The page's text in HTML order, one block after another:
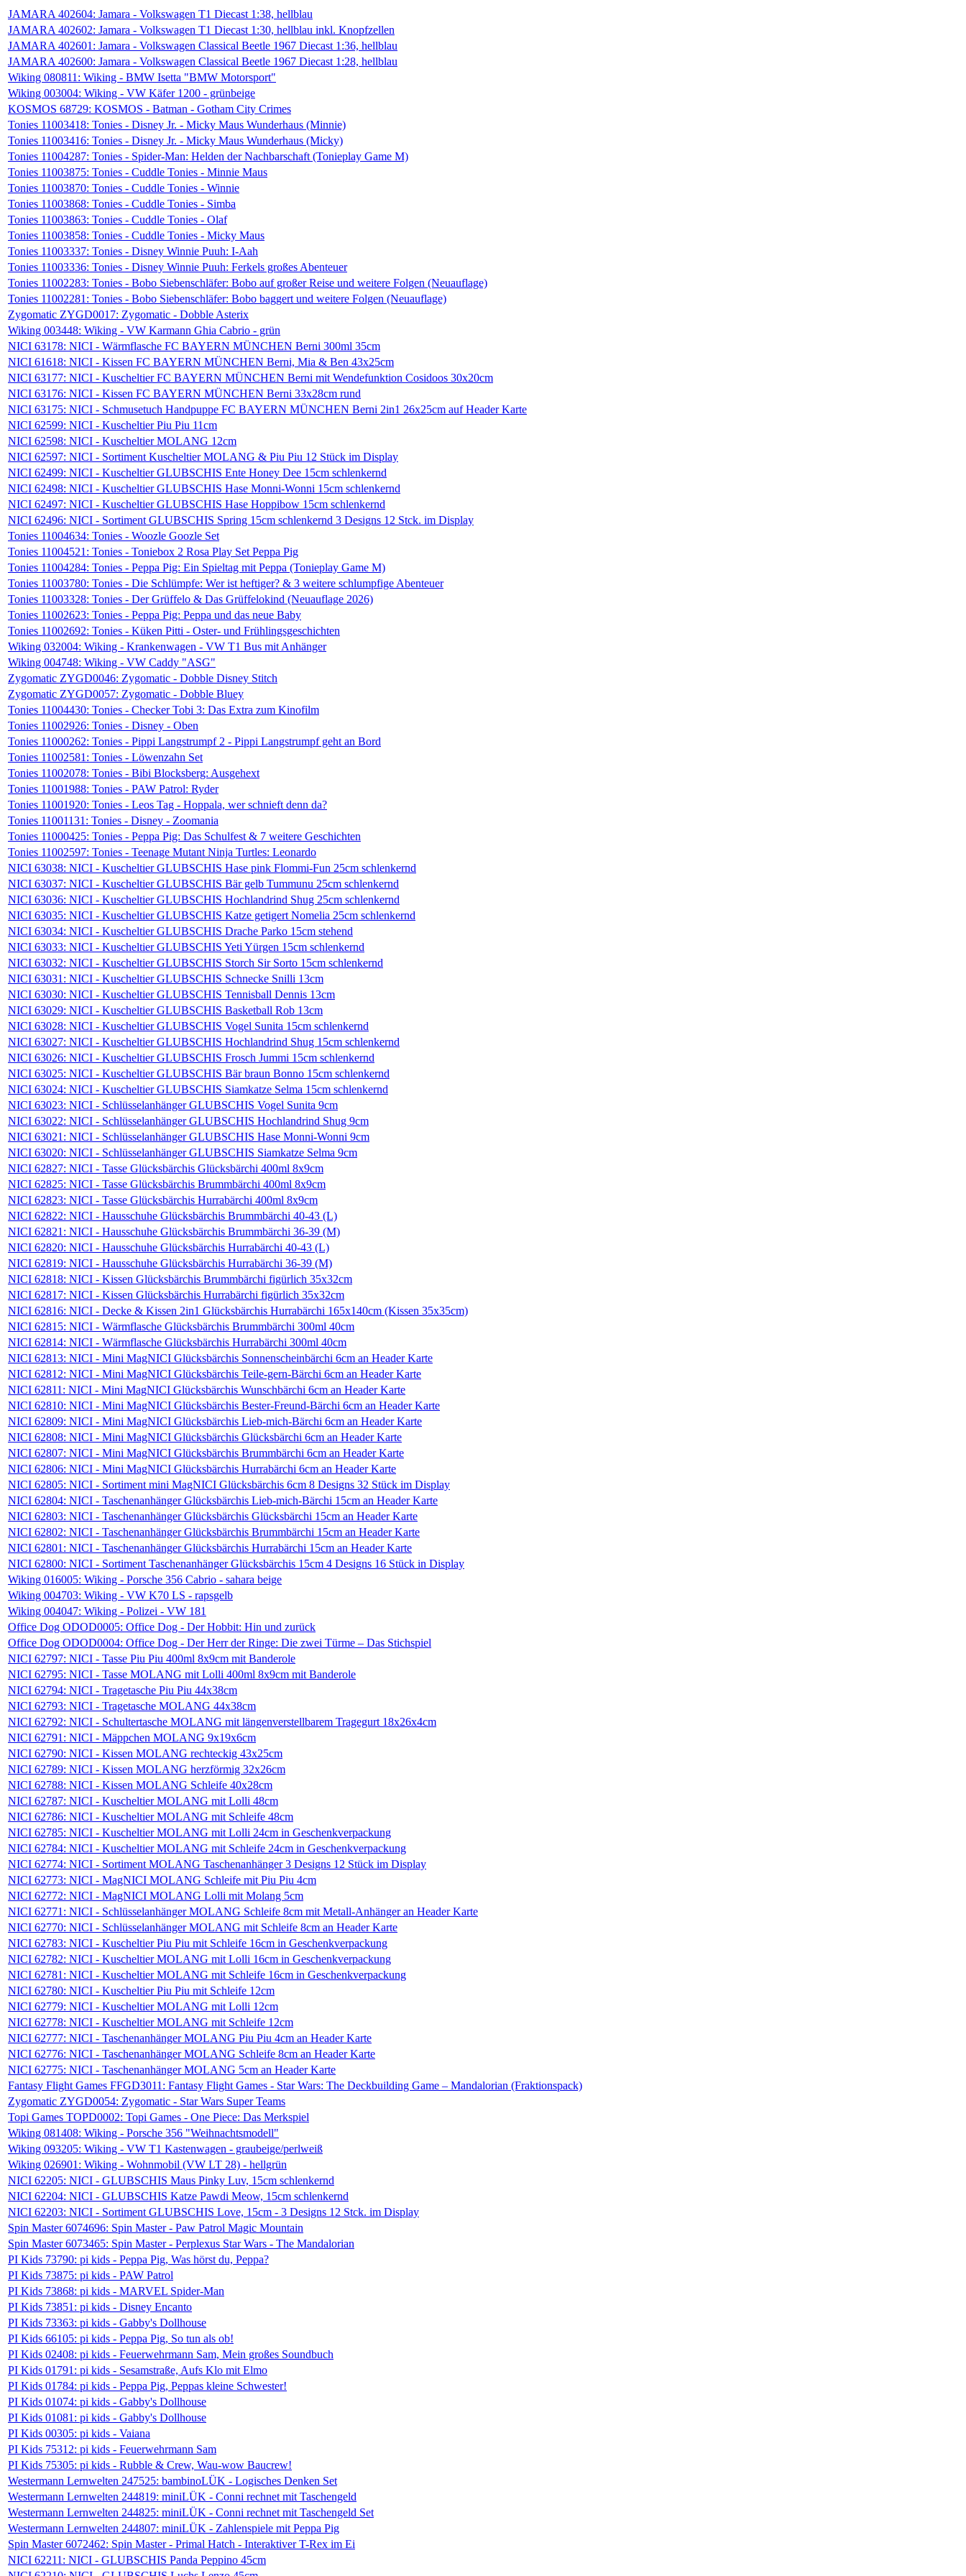
JAMARA 402604: Jamara - Volkswagen T1 Diecast 1:38, hellblau
JAMARA 402602: Jamara - Volkswagen T1 Diecast 1:30, hellblau inkl. Knopfzellen
JAMARA 402601: Jamara - Volkswagen Classical Beetle 1967 Diecast 1:36, hellblau
JAMARA 402600: Jamara - Volkswagen Classical Beetle 1967 Diecast 1:28, hellblau
Wiking 080811: Wiking - BMW Isetta "BMW Motorsport"
Wiking 003004: Wiking - VW Käfer 1200 - grünbeige
KOSMOS 68729: KOSMOS - Batman - Gotham City Crimes
Tonies 11003418: Tonies - Disney Jr. - Micky Maus Wunderhaus (Minnie)
Tonies 11003416: Tonies - Disney Jr. - Micky Maus Wunderhaus (Micky)
Tonies 11004287: Tonies - Spider-Man: Helden der Nachbarschaft (Tonieplay Game M)
Tonies 11003875: Tonies - Cuddle Tonies - Minnie Maus
Tonies 11003870: Tonies - Cuddle Tonies - Winnie
Tonies 11003868: Tonies - Cuddle Tonies - Simba
Tonies 11003863: Tonies - Cuddle Tonies - Olaf
Tonies 11003858: Tonies - Cuddle Tonies - Micky Maus
Tonies 11003337: Tonies - Disney Winnie Puuh: I-Aah
Tonies 11003336: Tonies - Disney Winnie Puuh: Ferkels großes Abenteuer
Tonies 11002283: Tonies - Bobo Siebenschläfer: Bobo auf großer Reise und weitere Folgen (Neuauflage)
Tonies 11002281: Tonies - Bobo Siebenschläfer: Bobo baggert und weitere Folgen (Neuauflage)
Zygomatic ZYGD0017: Zygomatic - Dobble Asterix
Wiking 003448: Wiking - VW Karmann Ghia Cabrio - grün
NICI 63178: NICI - Wärmflasche FC BAYERN MÜNCHEN Berni 300ml 35cm
NICI 61618: NICI - Kissen FC BAYERN MÜNCHEN Berni, Mia & Ben 43x25cm
NICI 63177: NICI - Kuscheltier FC BAYERN MÜNCHEN Berni mit Wendefunktion Cosidoos 30x20cm
NICI 63176: NICI - Kissen FC BAYERN MÜNCHEN Berni 33x28cm rund
NICI 63175: NICI - Schmusetuch Handpuppe FC BAYERN MÜNCHEN Berni 2in1 26x25cm auf Header Karte
NICI 62599: NICI - Kuscheltier Piu Piu 11cm
NICI 62598: NICI - Kuscheltier MOLANG 12cm
NICI 62597: NICI - Sortiment Kuscheltier MOLANG & Piu Piu 12 Stück im Display
NICI 62499: NICI - Kuscheltier GLUBSCHIS Ente Honey Dee 15cm schlenkernd
NICI 62498: NICI - Kuscheltier GLUBSCHIS Hase Monni-Wonni 15cm schlenkernd
NICI 62497: NICI - Kuscheltier GLUBSCHIS Hase Hoppibow 15cm schlenkernd
NICI 62496: NICI - Sortiment GLUBSCHIS Spring 15cm schlenkernd 3 Designs 12 Stck. im Display
Tonies 11004634: Tonies - Woozle Goozle Set
Tonies 11004521: Tonies - Toniebox 2 Rosa Play Set Peppa Pig
Tonies 11004284: Tonies - Peppa Pig: Ein Spieltag mit Peppa (Tonieplay Game M)
Tonies 11003780: Tonies - Die Schlümpfe: Wer ist heftiger? & 3 weitere schlumpfige Abenteuer
Tonies 11003328: Tonies - Der Grüffelo & Das Grüffelokind (Neuauflage 2026)
Tonies 11002623: Tonies - Peppa Pig: Peppa und das neue Baby
Tonies 11002692: Tonies - Küken Pitti - Oster- und Frühlingsgeschichten
Wiking 032004: Wiking - Krankenwagen - VW T1 Bus mit Anhänger
Wiking 004748: Wiking - VW Caddy "ASG"
Zygomatic ZYGD0046: Zygomatic - Dobble Disney Stitch
Zygomatic ZYGD0057: Zygomatic - Dobble Bluey
Tonies 11004430: Tonies - Checker Tobi 3: Das Extra zum Kinofilm
Tonies 11002926: Tonies - Disney - Oben
Tonies 11000262: Tonies - Pippi Langstrumpf 2 - Pippi Langstrumpf geht an Bord
Tonies 11002581: Tonies - Löwenzahn Set
Tonies 11002078: Tonies - Bibi Blocksberg: Ausgehext
Tonies 11001988: Tonies - PAW Patrol: Ryder
Tonies 11001920: Tonies - Leos Tag - Hoppala, wer schnieft denn da?
Tonies 11001131: Tonies - Disney - Zoomania
Tonies 11000425: Tonies - Peppa Pig: Das Schulfest & 7 weitere Geschichten
Tonies 11002597: Tonies - Teenage Mutant Ninja Turtles: Leonardo
NICI 63038: NICI - Kuscheltier GLUBSCHIS Hase pink Flommi-Fun 25cm schlenkernd
NICI 63037: NICI - Kuscheltier GLUBSCHIS Bär gelb Tummunu 25cm schlenkernd
NICI 63036: NICI - Kuscheltier GLUBSCHIS Hochlandrind Shug 25cm schlenkernd
NICI 63035: NICI - Kuscheltier GLUBSCHIS Katze getigert Nomelia 25cm schlenkernd
NICI 63034: NICI - Kuscheltier GLUBSCHIS Drache Parko 15cm stehend
NICI 63033: NICI - Kuscheltier GLUBSCHIS Yeti Yürgen 15cm schlenkernd
NICI 63032: NICI - Kuscheltier GLUBSCHIS Storch Sir Sorto 15cm schlenkernd
NICI 63031: NICI - Kuscheltier GLUBSCHIS Schnecke Snilli 13cm
NICI 63030: NICI - Kuscheltier GLUBSCHIS Tennisball Dennis 13cm
NICI 63029: NICI - Kuscheltier GLUBSCHIS Basketball Rob 13cm
NICI 63028: NICI - Kuscheltier GLUBSCHIS Vogel Sunita 15cm schlenkernd
NICI 63027: NICI - Kuscheltier GLUBSCHIS Hochlandrind Shug 15cm schlenkernd
NICI 63026: NICI - Kuscheltier GLUBSCHIS Frosch Jummi 15cm schlenkernd
NICI 63025: NICI - Kuscheltier GLUBSCHIS Bär braun Bonno 15cm schlenkernd
NICI 63024: NICI - Kuscheltier GLUBSCHIS Siamkatze Selma 15cm schlenkernd
NICI 63023: NICI - Schlüsselanhänger GLUBSCHIS Vogel Sunita 9cm
NICI 63022: NICI - Schlüsselanhänger GLUBSCHIS Hochlandrind Shug 9cm
NICI 63021: NICI - Schlüsselanhänger GLUBSCHIS Hase Monni-Wonni 9cm
NICI 63020: NICI - Schlüsselanhänger GLUBSCHIS Siamkatze Selma 9cm
NICI 62827: NICI - Tasse Glücksbärchis Glücksbärchi 400ml 8x9cm
NICI 62825: NICI - Tasse Glücksbärchis Brummbärchi 400ml 8x9cm
NICI 62823: NICI - Tasse Glücksbärchis Hurrabärchi 400ml 8x9cm
NICI 62822: NICI - Hausschuhe Glücksbärchis Brummbärchi 40-43 (L)
NICI 62821: NICI - Hausschuhe Glücksbärchis Brummbärchi 36-39 (M)
NICI 62820: NICI - Hausschuhe Glücksbärchis Hurrabärchi 40-43 (L)
NICI 62819: NICI - Hausschuhe Glücksbärchis Hurrabärchi 36-39 (M)
NICI 62818: NICI - Kissen Glücksbärchis Brummbärchi figürlich 35x32cm
NICI 62817: NICI - Kissen Glücksbärchis Hurrabärchi figürlich 35x32cm
NICI 62816: NICI - Decke & Kissen 2in1 Glücksbärchis Hurrabärchi 165x140cm (Kissen 35x35cm)
NICI 62815: NICI - Wärmflasche Glücksbärchis Brummbärchi 300ml 40cm
NICI 62814: NICI - Wärmflasche Glücksbärchis Hurrabärchi 300ml 40cm
NICI 62813: NICI - Mini MagNICI Glücksbärchis Sonnenscheinbärchi 6cm an Header Karte
NICI 62812: NICI - Mini MagNICI Glücksbärchis Teile-gern-Bärchi 6cm an Header Karte
NICI 62811: NICI - Mini MagNICI Glücksbärchis Wunschbärchi 6cm an Header Karte
NICI 62810: NICI - Mini MagNICI Glücksbärchis Bester-Freund-Bärchi 6cm an Header Karte
NICI 62809: NICI - Mini MagNICI Glücksbärchis Lieb-mich-Bärchi 6cm an Header Karte
NICI 62808: NICI - Mini MagNICI Glücksbärchis Glücksbärchi 6cm an Header Karte
NICI 62807: NICI - Mini MagNICI Glücksbärchis Brummbärchi 6cm an Header Karte
NICI 62806: NICI - Mini MagNICI Glücksbärchis Hurrabärchi 6cm an Header Karte
NICI 62805: NICI - Sortiment mini MagNICI Glücksbärchis 6cm 8 Designs 32 Stück im Display
NICI 62804: NICI - Taschenanhänger Glücksbärchis Lieb-mich-Bärchi 15cm an Header Karte
NICI 62803: NICI - Taschenanhänger Glücksbärchis Glücksbärchi 15cm an Header Karte
NICI 62802: NICI - Taschenanhänger Glücksbärchis Brummbärchi 15cm an Header Karte
NICI 62801: NICI - Taschenanhänger Glücksbärchis Hurrabärchi 15cm an Header Karte
NICI 62800: NICI - Sortiment Taschenanhänger Glücksbärchis 15cm 4 Designs 16 Stück in Display
Wiking 016005: Wiking - Porsche 356 Cabrio - sahara beige
Wiking 004703: Wiking - VW K70 LS - rapsgelb
Wiking 004047: Wiking - Polizei - VW 181
Office Dog ODOD0005: Office Dog - Der Hobbit: Hin und zurück
Office Dog ODOD0004: Office Dog - Der Herr der Ringe: Die zwei Türme – Das Stichspiel
NICI 62797: NICI - Tasse Piu Piu 400ml 8x9cm mit Banderole
NICI 62795: NICI - Tasse MOLANG mit Lolli 400ml 8x9cm mit Banderole
NICI 62794: NICI - Tragetasche Piu Piu 44x38cm
NICI 62793: NICI - Tragetasche MOLANG 44x38cm
NICI 62792: NICI - Schultertasche MOLANG mit längenverstellbarem Tragegurt 18x26x4cm
NICI 62791: NICI - Mäppchen MOLANG 9x19x6cm
NICI 62790: NICI - Kissen MOLANG rechteckig 43x25cm
NICI 62789: NICI - Kissen MOLANG herzförmig 32x26cm
NICI 62788: NICI - Kissen MOLANG Schleife 40x28cm
NICI 62787: NICI - Kuscheltier MOLANG mit Lolli 48cm
NICI 62786: NICI - Kuscheltier MOLANG mit Schleife 48cm
NICI 62785: NICI - Kuscheltier MOLANG mit Lolli 24cm in Geschenkverpackung
NICI 62784: NICI - Kuscheltier MOLANG mit Schleife 24cm in Geschenkverpackung
NICI 62774: NICI - Sortiment MOLANG Taschenanhänger 3 Designs 12 Stück im Display
NICI 62773: NICI - MagNICI MOLANG Schleife mit Piu Piu 4cm
NICI 62772: NICI - MagNICI MOLANG Lolli mit Molang 5cm
NICI 62771: NICI - Schlüsselanhänger MOLANG Schleife 8cm mit Metall-Anhänger an Header Karte
NICI 62770: NICI - Schlüsselanhänger MOLANG mit Schleife 8cm an Header Karte
NICI 62783: NICI - Kuscheltier Piu Piu mit Schleife 16cm in Geschenkverpackung
NICI 62782: NICI - Kuscheltier MOLANG mit Lolli 16cm in Geschenkverpackung
NICI 62781: NICI - Kuscheltier MOLANG mit Schleife 16cm in Geschenkverpackung
NICI 62780: NICI - Kuscheltier Piu Piu mit Schleife 12cm
NICI 62779: NICI - Kuscheltier MOLANG mit Lolli 12cm
NICI 62778: NICI - Kuscheltier MOLANG mit Schleife 12cm
NICI 62777: NICI - Taschenanhänger MOLANG Piu Piu 4cm an Header Karte
NICI 62776: NICI - Taschenanhänger MOLANG Schleife 8cm an Header Karte
NICI 62775: NICI - Taschenanhänger MOLANG 5cm an Header Karte
Fantasy Flight Games FFGD3011: Fantasy Flight Games - Star Wars: The Deckbuilding Game – Mandalorian (Fraktionspack)
Zygomatic ZYGD0054: Zygomatic - Star Wars Super Teams
Topi Games TOPD0002: Topi Games - One Piece: Das Merkspiel
Wiking 081408: Wiking - Porsche 356 "Weihnachtsmodell"
Wiking 093205: Wiking - VW T1 Kastenwagen - graubeige/perlweiß
Wiking 026901: Wiking - Wohnmobil (VW LT 28) - hellgrün
NICI 62205: NICI - GLUBSCHIS Maus Pinky Luv, 15cm schlenkernd
NICI 62204: NICI - GLUBSCHIS Katze Pawdi Meow, 15cm schlenkernd
NICI 62203: NICI - Sortiment GLUBSCHIS Love, 15cm - 3 Designs 12 Stck. im Display
Spin Master 6074696: Spin Master - Paw Patrol Magic Mountain
Spin Master 6073465: Spin Master - Perplexus Star Wars - The Mandalorian
PI Kids 73790: pi kids - Peppa Pig, Was hörst du, Peppa?
PI Kids 73875: pi kids - PAW Patrol
PI Kids 73868: pi kids - MARVEL Spider-Man
PI Kids 73851: pi kids - Disney Encanto
PI Kids 73363: pi kids - Gabby's Dollhouse
PI Kids 66105: pi kids - Peppa Pig, So tun als ob!
PI Kids 02408: pi kids - Feuerwehrmann Sam, Mein großes Soundbuch
PI Kids 01791: pi kids - Sesamstraße, Aufs Klo mit Elmo
PI Kids 01784: pi kids - Peppa Pig, Peppas kleine Schwester!
PI Kids 01074: pi kids - Gabby's Dollhouse
PI Kids 01081: pi kids - Gabby's Dollhouse
PI Kids 00305: pi kids - Vaiana
PI Kids 75312: pi kids - Feuerwehrmann Sam
PI Kids 75305: pi kids - Rubble & Crew, Wau-wow Baucrew!
Westermann Lernwelten 247525: bambinoLÜK - Logisches Denken Set
Westermann Lernwelten 244819: miniLÜK - Conni rechnet mit Taschengeld
Westermann Lernwelten 244825: miniLÜK - Conni rechnet mit Taschengeld Set
Westermann Lernwelten 244807: miniLÜK - Zahlenspiele mit Peppa Pig
Spin Master 6072462: Spin Master - Primal Hatch - Interaktiver T-Rex im Ei
NICI 62211: NICI - GLUBSCHIS Panda Peppino 45cm